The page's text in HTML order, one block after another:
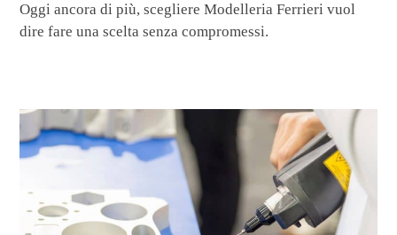
Oggi ancora di più, scegliere Modelleria Ferrieri vuol
dire fare una scelta senza compromessi.